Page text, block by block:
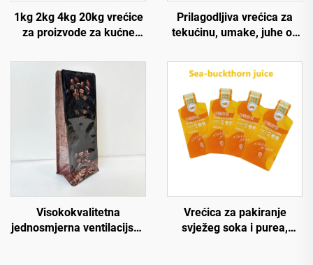
1kg 2kg 4kg 20kg vrećice
za proizvode za kućne
za pakiranje po narudžbi
za mješavinu za mačke
Prilagodljiva vrećica za
tekućinu, umake, juhe od
aluminijske folije, otporna
na visoke temperature,
doypack vrećica s
mlaznicom za retortiranje
121 °C
Visokokvalitetna
jednosmjerna ventilacijska
Vrećica za pakiranje
svježeg soka i purea,